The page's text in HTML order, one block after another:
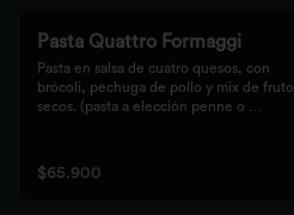
Pasta Quattro Formaggi
Pasta en salsa de cuatro quesos, con
brócoli, pechuga de pollo y mix de fruto
secos. (pasta a elección penne o
$65.900